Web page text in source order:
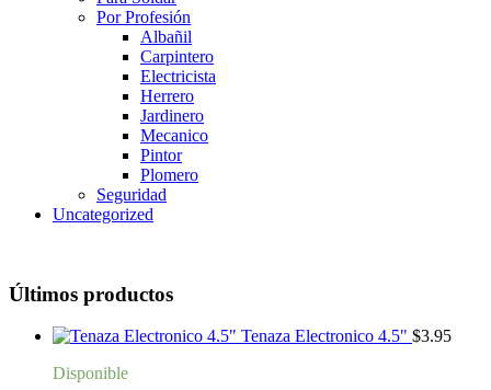
Por Profesión
Albañil
Carpintero
Electricista
Herrero
Jardinero
Mecanico
Pintor
Plomero
Seguridad
Uncategorized
Últimos productos
Tenaza Electronico 4.5" $3.95
Disponible